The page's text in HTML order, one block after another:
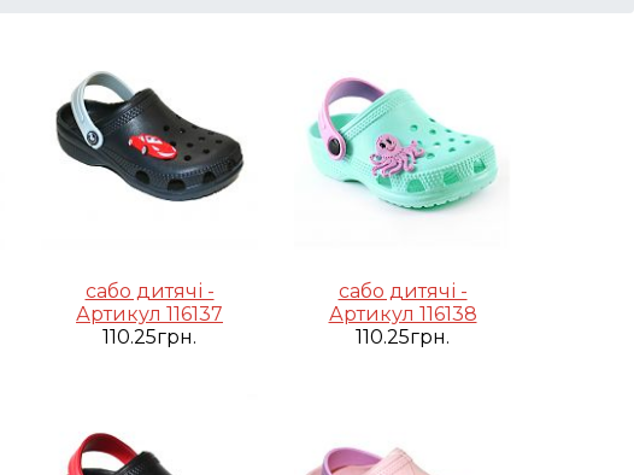
сабо дитячі -
Артикул 116137
110.25грн.
сабо дитячі -
Артикул 116138
110.25грн.